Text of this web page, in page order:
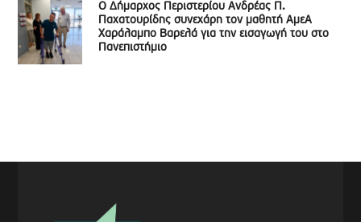
Ο Δήμαρχος Περιστερίου Ανδρέας Π.
Παχατουρίδης συνεχάρη τον μαθητή ΑμεΑ
Χαράλαμπο Βαρελά για την εισαγωγή του στο
Πανεπιστήμιο